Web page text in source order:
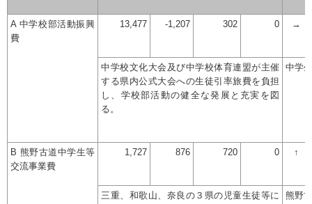
A 中学校部活動振興
費
13,477 -1,207 302 0 →
中学校文化大会及び中学校体育連盟が主催
する県内公式大会への生徒引率旅費を負担
し、学校部活動の健全な発展と充実を図
る。
中学
B 熊野古道中学生等
交流事業費
1,727 876 720 0 ↑
三重、和歌山、奈良の３県の児童生徒等に
熊野